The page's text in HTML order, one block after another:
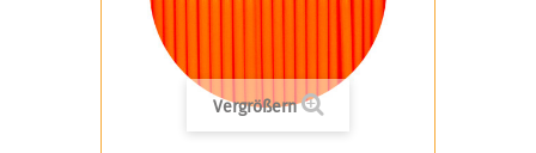
Vergrößern